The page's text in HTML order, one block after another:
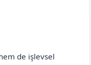
de işlevsel